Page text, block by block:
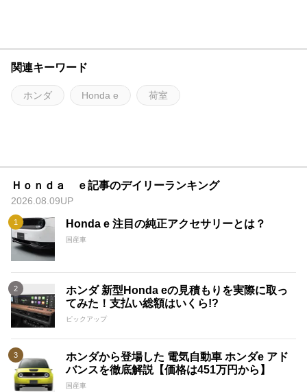
関連キーワード
ホンダ Honda e 荷室
Ｈｏｎｄａ ｅ記事のデイリーランキング
2026.08.09UP
Honda e 注目の純正アクセサリーとは？
国産車
ホンダ 新型Honda eの見積もりを実際に取っ
てみた！支払い総額はいくら!?
ピックアップ
ホンダから登場した 電気自動車 ホンダe アド
バンスを徹底解説【価格は451万円から】
国産車